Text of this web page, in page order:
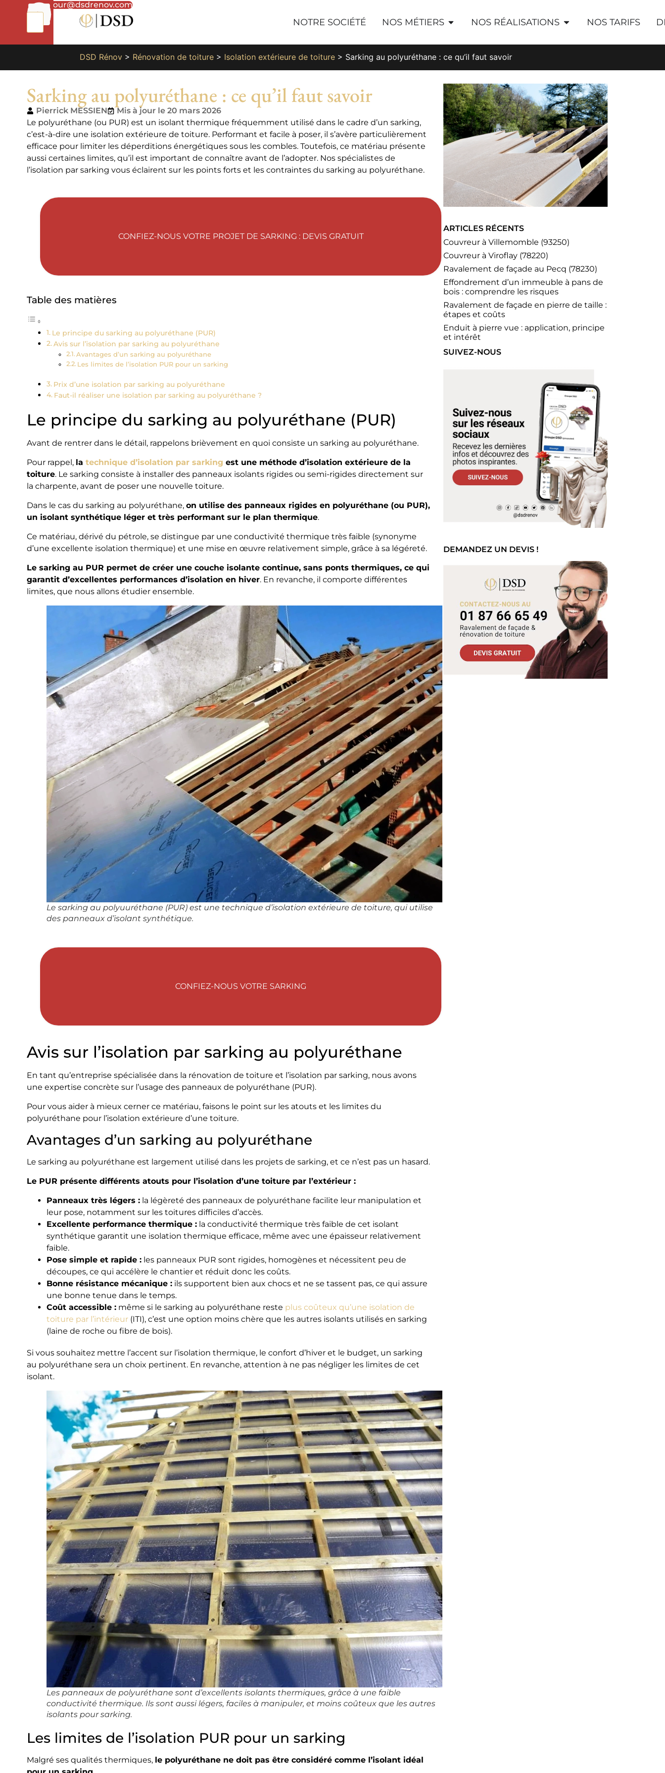
01
87
65
49
bonjour@dsdrenov.com
NOTRE SOCIÉTÉ NOS MÉTIERS NOS RÉALISATIONS NOS TARIFS
DSD Rénov > Rénovation de toiture > Isolation extérieure de toiture > Sarking au polyuréthane : ce qu’il faut savoir
Sarking au polyuréthane : ce qu’il faut savoir
Pierrick MESSIEN
Mis à jour le 20 mars 2026
Le polyuréthane (ou PUR) est un isolant thermique fréquemment utilisé dans le cadre d’un sarking,
c’est-à-dire une isolation extérieure de toiture. Performant et facile à poser, il s’avère particulièrement
efficace pour limiter les déperditions énergétiques sous les combles. Toutefois, ce matériau présente
aussi certaines limites, qu’il est important de connaître avant de l’adopter. Nos spécialistes de
l’isolation par sarking vous éclairent sur les points forts et les contraintes du sarking au polyuréthane.
CONFIEZ-NOUS VOTRE PROJET DE SARKING : DEVIS GRATUIT
Table des matières
Le principe du sarking au polyuréthane (PUR)
Avis sur l’isolation par sarking au polyuréthane
Avantages d’un sarking au polyuréthane
Les limites de l’isolation PUR pour un sarking
Prix d’une isolation par sarking au polyuréthane
Faut-il réaliser une isolation par sarking au polyuréthane ?
Le principe du sarking au polyuréthane (PUR)
Avant de rentrer dans le détail, rappelons brièvement en quoi consiste un sarking au polyuréthane.
Pour rappel, la technique d’isolation par sarking est une méthode d’isolation extérieure de la
toiture. Le sarking consiste à installer des panneaux isolants rigides ou semi-rigides directement sur
la charpente, avant de poser une nouvelle toiture.
Dans le cas du sarking au polyuréthane, on utilise des panneaux rigides en polyuréthane (ou PUR),
un isolant synthétique léger et très performant sur le plan thermique.
Ce matériau, dérivé du pétrole, se distingue par une conductivité thermique très faible (synonyme
d’une excellente isolation thermique) et une mise en œuvre relativement simple, grâce à sa légéreté.
Le sarking au PUR permet de créer une couche isolante continue, sans ponts thermiques, ce qui
garantit d’excellentes performances d’isolation en hiver. En revanche, il comporte différentes
limites, que nous allons étudier ensemble.
Le sarking au polyuuréthane (PUR) est une technique d’isolation extérieure de toiture, qui utilise
des panneaux d’isolant synthétique.
CONFIEZ-NOUS VOTRE SARKING
Avis sur l’isolation par sarking au polyuréthane
En tant qu’entreprise spécialisée dans la rénovation de toiture et l’isolation par sarking, nous avons
une expertise concrète sur l’usage des panneaux de polyuréthane (PUR).
Pour vous aider à mieux cerner ce matériau, faisons le point sur les atouts et les limites du
polyuréthane pour l’isolation extérieure d’une toiture.
Avantages d’un sarking au polyuréthane
Le sarking au polyuréthane est largement utilisé dans les projets de sarking, et ce n’est pas un hasard.
Le PUR présente différents atouts pour l’isolation d’une toiture par l’extérieur :
Panneaux très légers :la légèreté des panneaux de polyuréthane facilite leur manipulation et
leur pose, notamment sur les toitures difficiles d’accès.
Excellente performance thermique :la conductivité thermique très faible de cet isolant
synthétique garantit une isolation thermique efficace, même avec une épaisseur relativement
faible.
Pose simple et rapide :les panneaux PUR sont rigides, homogènes et nécessitent peu de
découpes, ce qui accélère le chantier et réduit donc les coûts.
Bonne résistance mécanique :ils supportent bien aux chocs et ne se tassent pas, ce qui assure
une bonne tenue dans le temps.
Coût accessible :même si le sarking au polyuréthane reste plus coûteux qu’une isolation de
toiture par l’intérieur(ITI), c’est une option moins chère que les autres isolants utilisés en sarking
(laine de roche ou fibre de bois).
Si vous souhaitez mettre l’accent sur l’isolation thermique, le confort d’hiver et le budget, un sarking
au polyuréthane sera un choix pertinent. En revanche, attention à ne pas négliger les limites de cet
isolant.
Les panneaux de polyuréthane sont d’excellents isolants thermiques, grâce à une faible
conductivité thermique. Ils sont aussi légers, faciles à manipuler, et moins coûteux que les autres
isolants pour sarking.
Les limites de l’isolation PUR pour un sarking
Malgré ses qualités thermiques, le polyuréthane ne doit pas être considéré comme l’isolant idéal
ARTICLES RÉCENTS
Couvreur à Villemomble (93250)
Couvreur à Viroflay (78220)
Ravalement de façade au Pecq (78230)
Effondrement d’un immeuble à pans de
bois : comprendre les risques
Ravalement de façade en pierre de taille :
étapes et coûts
Enduit à pierre vue : application, principe
et intérêt
SUIVEZ-NOUS
DEMANDEZ UN DEVIS !